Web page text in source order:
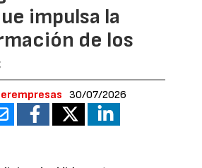
impulsa la
de los
30/07/2026